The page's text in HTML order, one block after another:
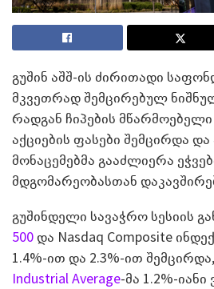
გუშინ აშშ-ის ძირითადი
მკვეთრად შემცირებულ
რადგან ჩიპების მწარმოებელი
აქციების ფასები შემცირდა
მონაცემებმა გააძლიერა
მდგომარეობასთან
გუშინდელი სავაჭრო სესიის
500და Nasdaq Composite
1.4%-ით და 2.3%-ით
Industrial Average-მა 1.2%-